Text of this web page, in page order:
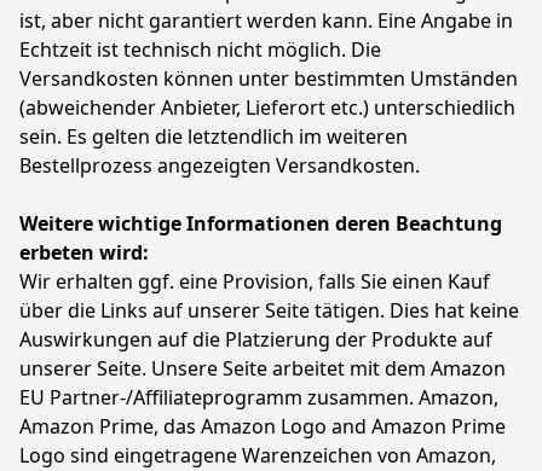
du unterwegs sicher und bequem. Hinterlege bis zu
acht Karten und bezahle direkt über dein Handgelenk
– ideal beim Training oder Reisen.
Farbe Hersteller Gewicht
Schwarz Amazfit
14499 €
water_resistance_depth; 200.0 meters
Farbe Hersteller
Schwarz Casio 30 g
121
ist, aber nicht garantiert werden kann. Eine Angabe in
Echtzeit ist technisch nicht möglich. Die
Versandkosten können unter bestimmten Umständen
(abweichender Anbieter, Lieferort etc.) unterschiedlich
sein. Es gelten die letztendlich im weiteren
Bestellprozess angezeigten Versandkosten.
Weitere wichtige Informationen deren Beachtung
erbeten wird:
Wir erhalten ggf. eine Provision, falls Sie einen Kauf
über die Links auf unserer Seite tätigen. Dies hat keine
Auswirkungen auf die Platzierung der Produkte auf
unserer Seite. Unsere Seite arbeitet mit dem Amazon
EU Partner-/Affiliateprogramm zusammen. Amazon,
Amazon Prime, das Amazon Logo and Amazon Prime
Logo sind eingetragene Warenzeichen von Amazon,